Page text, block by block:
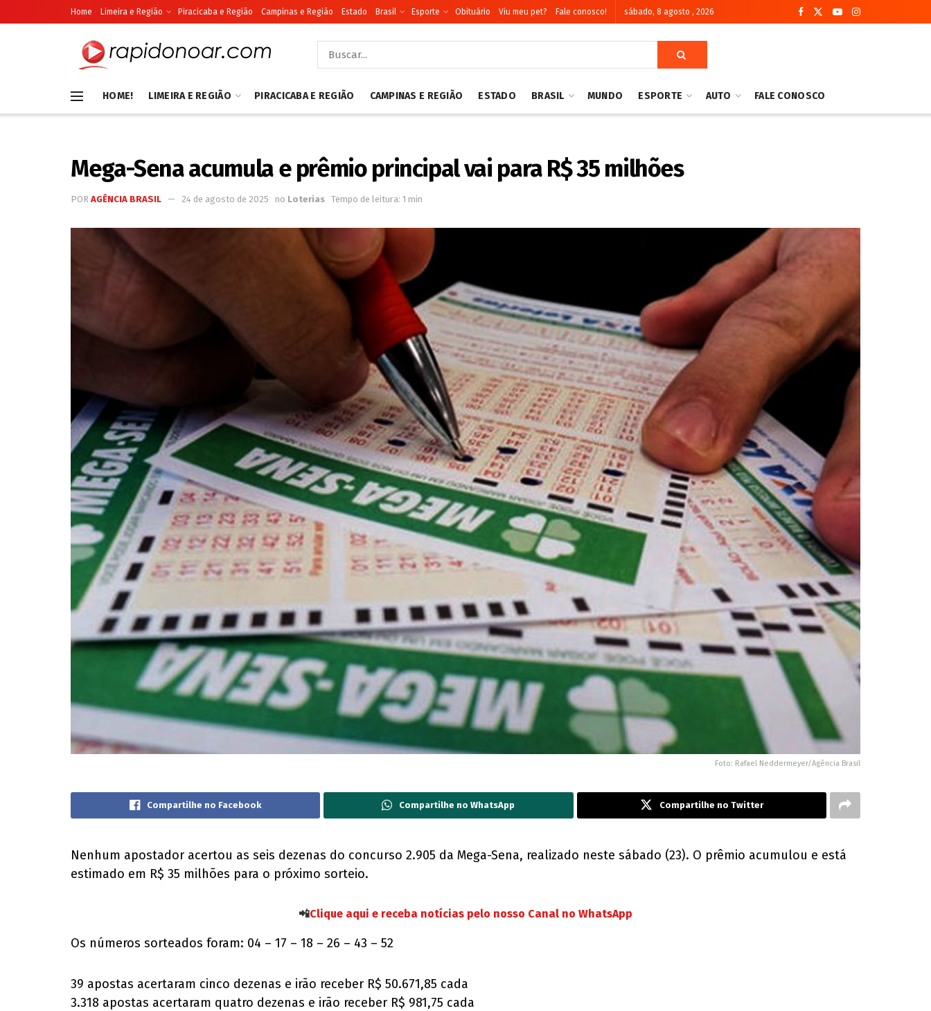
Home Limeira e Região Piracicaba e Região Campinas e Região Estado Brasil Esporte Obituário Viu meu pet? Fale conosco! sábado, 8 agosto , 2026
HOME! LIMEIRA E REGIÃO PIRACICABA E REGIÃO CAMPINAS E REGIÃO ESTADO BRASIL MUNDO ESPORTE AUTO FALE CONOSCO
Mega-Sena acumula e prêmio principal vai para R$ 35 milhões
POR AGÊNCIA BRASIL 24 de agosto de 2025 no Loterias Tempo de leitura: 1 min
Foto: Rafael Neddermeyer/Agência Brasil
Compartilhe no Facebook Compartilhe no WhatsApp Compartilhe no Twitter
Nenhum apostador acertou as seis dezenas do concurso 2.905 da Mega-Sena, realizado neste sábado (23). O prêmio acumulou e está
estimado em R$ 35 milhões para o próximo sorteio.
📲Clique aqui e receba notícias pelo nosso Canal no WhatsApp
Os números sorteados foram: 04 – 17 – 18 – 26 – 43 – 52
39 apostas acertaram cinco dezenas e irão receber R$ 50.671,85 cada
3.318 apostas acertaram quatro dezenas e irão receber R$ 981,75 cada